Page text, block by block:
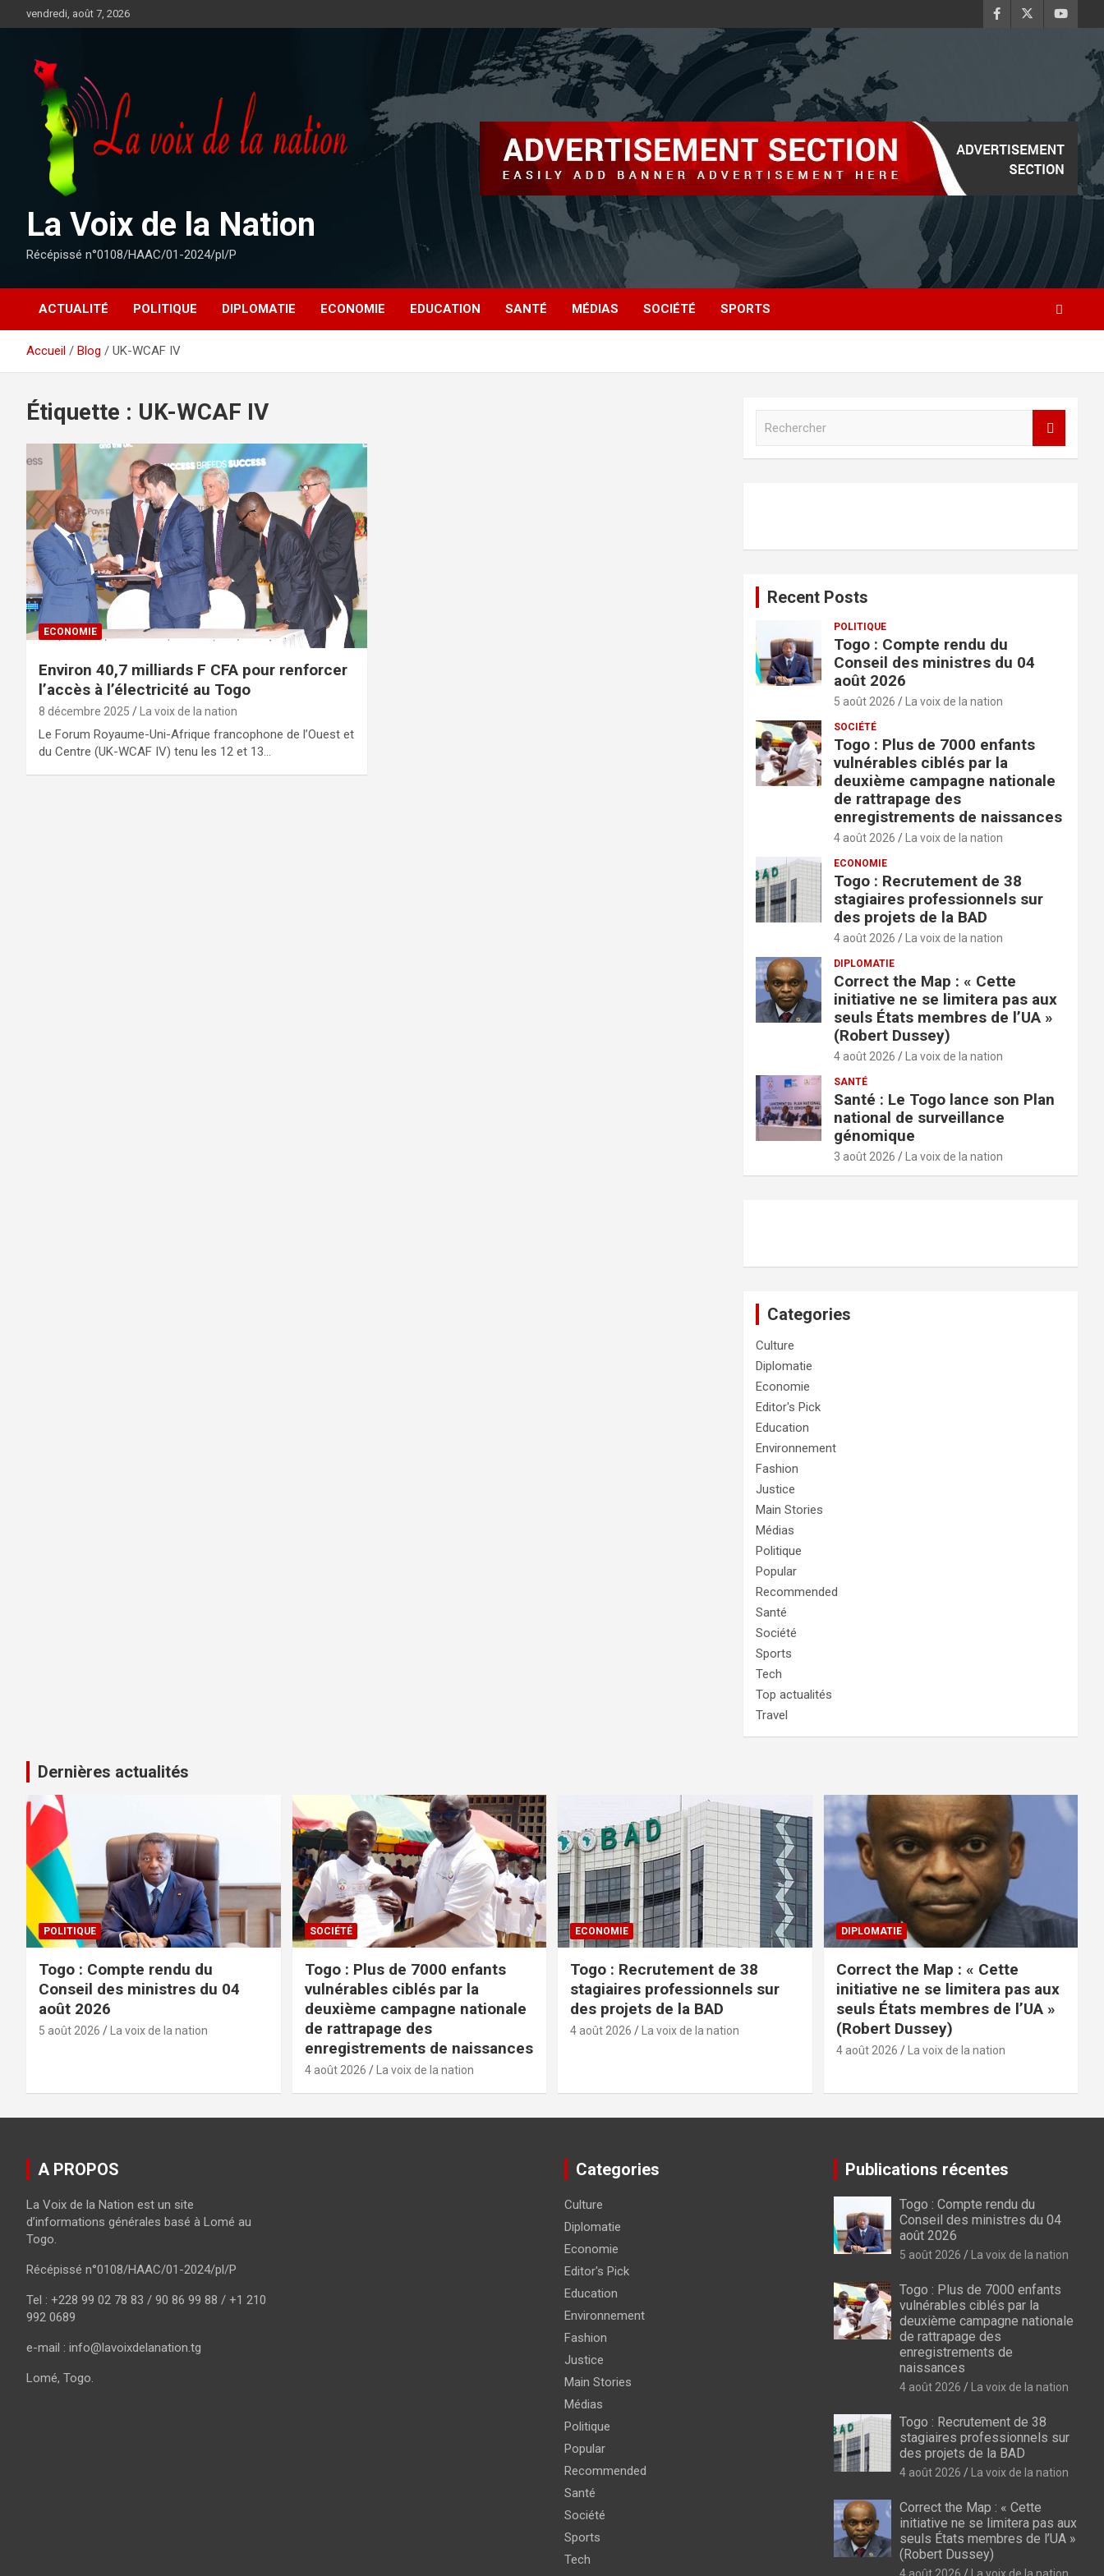
au
vendredi, août 7, 2026
La Voix de la Nation
Récépissé n°0108/HAAC/01-2024/pl/P
ACTUALITÉ POLITIQUE DIPLOMATIE ECONOMIE EDUCATION SANTÉ MÉDIAS SOCIÉTÉ SPORTS
Accueil Blog UK-WCAF IV
Étiquette : UK-WCAF IV
ECONOMIE
Environ 40,7 milliards F CFA pour renforcer
l’accès à l’électricité au Togo
8 décembre 2025 La voix de la nation
Le Forum Royaume-Uni-Afrique francophone de l’Ouest et
du Centre (UK-WCAF IV) tenu les 12 et 13…
Recent Posts
POLITIQUE
Togo : Compte rendu du
Conseil des ministres du 04
août 2026
5 août 2026 La voix de la nation
SOCIÉTÉ
Togo : Plus de 7000 enfants
vulnérables ciblés par la
deuxième campagne nationale
de rattrapage des
enregistrements de naissances
4 août 2026 La voix de la nation
ECONOMIE
Togo : Recrutement de 38
stagiaires professionnels sur
des projets de la BAD
4 août 2026 La voix de la nation
DIPLOMATIE
Correct the Map : « Cette
initiative ne se limitera pas aux
seuls États membres de l’UA »
(Robert Dussey)
4 août 2026 La voix de la nation
SANTÉ
Santé : Le Togo lance son Plan
national de surveillance
génomique
3 août 2026 La voix de la nation
Categories
Culture
Diplomatie
Economie
Editor's Pick
Education
Environnement
Fashion
Justice
Main Stories
Médias
Politique
Popular
Recommended
Santé
Société
Sports
Tech
Top actualités
Travel
Dernières actualités
POLITIQUE
Togo : Compte rendu du
Conseil des ministres du 04
août 2026
5 août 2026 La voix de la nation
SOCIÉTÉ
Togo : Plus de 7000 enfants
vulnérables ciblés par la
deuxième campagne nationale
de rattrapage des
enregistrements de naissances
4 août 2026 La voix de la nation
ECONOMIE
Togo : Recrutement de 38
stagiaires professionnels sur
des projets de la BAD
4 août 2026 La voix de la nation
DIPLOMATIE
Correct the Map : « Cette
initiative ne se limitera pas aux
seuls États membres de l’UA »
(Robert Dussey)
4 août 2026 La voix de la nation
A PROPOS
La Voix de la Nation est un site
d’informations générales basé à Lomé au
Togo.
Récépissé n°0108/HAAC/01-2024/pl/P
Tel : +228 99 02 78 83 / 90 86 99 88 / +1 210
992 0689
e-mail : info@lavoixdelanation.tg
Lomé, Togo.
Categories
Culture
Diplomatie
Economie
Editor's Pick
Education
Environnement
Fashion
Justice
Main Stories
Médias
Politique
Popular
Recommended
Santé
Société
Sports
Tech
Publications récentes
Togo : Compte rendu du
Conseil des ministres du 04
août 2026
5 août 2026 La voix de la nation
Togo : Plus de 7000 enfants
vulnérables ciblés par la
deuxième campagne nationale
de rattrapage des
enregistrements de
naissances
4 août 2026 La voix de la nation
Togo : Recrutement de 38
stagiaires professionnels sur
des projets de la BAD
4 août 2026 La voix de la nation
Correct the Map : « Cette
initiative ne se limitera pas aux
seuls États membres de l’UA »
(Robert Dussey)